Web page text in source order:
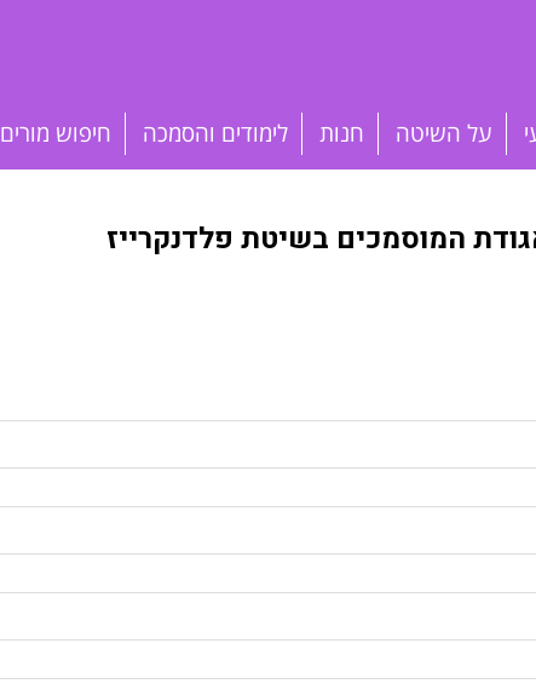
על השיטה חנות לימודים והסמכה חיפוש מורים
המוסמכים בשיטת פלדנקרייז